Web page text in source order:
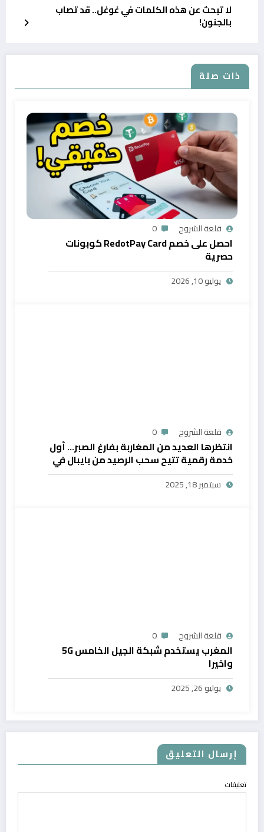
لا تبحث عن هذه الكلمات في غوغل.. قد تصاب
بالجنون!
ذات صلة
قلعة الشروح 0
احصل على خصم RedotPay Card كوبونات
حصرية
يوليو 10, 2026
قلعة الشروح 0
انتظرها العديد من المغاربة بفارغ الصبر… أول
خدمة رقمية تتيح سحب الرصيد من بايبال في
المغرب
سبتمبر 18, 2025
قلعة الشروح 0
المغرب يستخدم شبكة الجيل الخامس 5G
واخيرا
يوليو 26, 2025
إرسال التعليق
تعليقات